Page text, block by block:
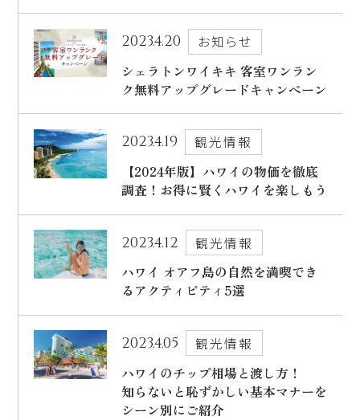
2023.4.20
お知らせ
シェラトンワイキキ 客室ワンラン
ク無料アップグレードキャンペーン
2023.4.19
観光情報
【2024年版】ハワイの物価を徹底
調査！お得に賢くハワイを楽しもう
2023.4.12
観光情報
ハワイ オアフ島の自然を満喫でき
るアクティビティ5選
2023.4.05
観光情報
ハワイのチップ相場と渡し方！
知らないと恥ずかしい基本マナーを
シーン別にご紹介
CLOSE
シェラトン プリンセス・カイウラニ
シェラトン・マウイ・リゾート&スパ